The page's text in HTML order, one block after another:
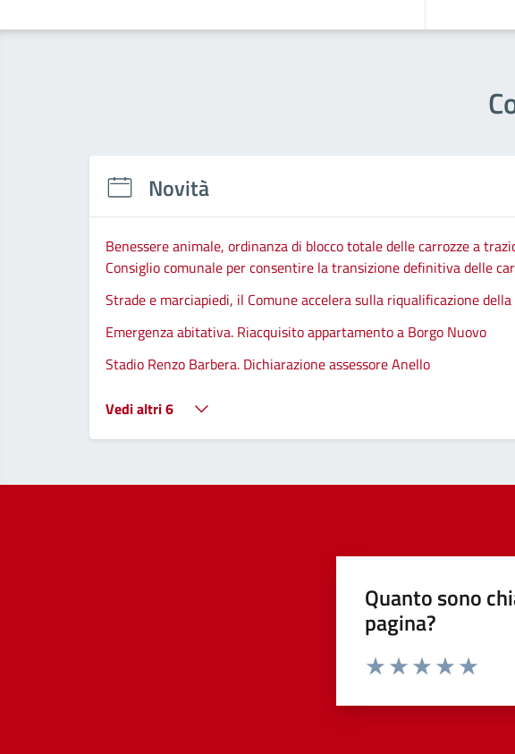
Novità
Benessere animale, ordinanza di blocco totale delle carrozze a
Consiglio comunale per consentire la transizione definitiva delle
Strade e marciapiedi, il Comune accelera sulla riqualificazione
Emergenza abitativa. Riacquisito appartamento a Borgo Nuovo
Stadio Renzo Barbera. Dichiarazione assessore Anello
Vedi altri 6
Quanto sono
pagina?